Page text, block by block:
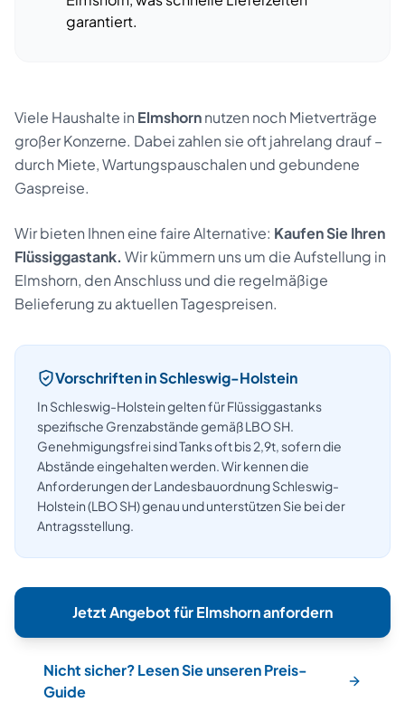
garantiert.
Viele Haushalte in Elmshornnutzen noch Mietverträge
großer Konzerne. Dabei zahlen sie oft jahrelang drauf –
durch Miete, Wartungspauschalen und gebundene
Gaspreise.
Wir bieten Ihnen eine faire Alternative: Kaufen Sie Ihren
Flüssiggastank. Wir kümmern uns um die Aufstellung in
Elmshorn, den Anschluss und die regelmäßige
Belieferung zu aktuellen Tagespreisen.
Vorschriften inSchleswig-Holstein
In Schleswig-Holstein gelten für Flüssiggastanks
spezifische Grenzabstände gemäß LBO SH.
Genehmigungsfrei sind Tanks oft bis 2,9t, sofern die
Abstände eingehalten werden.Wir kennen die
Anforderungen derLandesbauordnung Schleswig-
Holstein (LBO SH)genau und unterstützen Sie bei der
Antragsstellung.
Jetzt Angebot fürElmshornanfordern
Nicht sicher? Lesen Sie unseren Preis-
Guide